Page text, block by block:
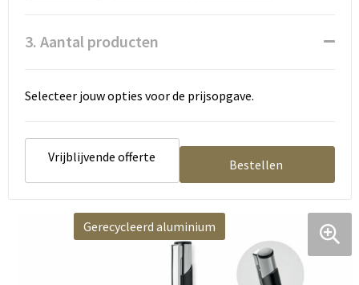
3. Aantal producten
Selecteer jouw opties voor de prijsopgave.
Vrijblijvende offerte Bestellen
Gerecycleerd aluminium